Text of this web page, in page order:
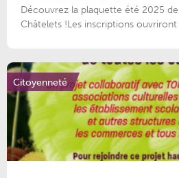
Découvrez la plaquette été 2025 de
Châtelets !Les inscriptions ouvriront
Citoyenneté